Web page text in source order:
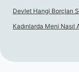
Devlet Hangi Borçları
Kadınlarda Meni Nasıl